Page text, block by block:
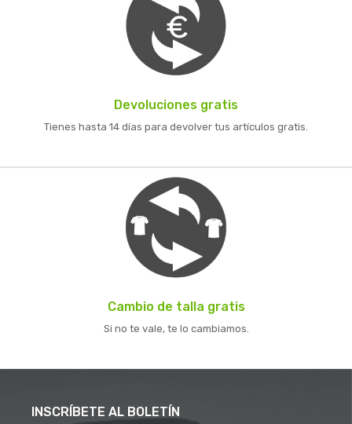
Devoluciones gratis
Tienes hasta 14 días para devolver tus artículos gratis.
Cambio de talla gratis
Si no te vale, te lo cambiamos.
INSCRÍBETE AL BOLETÍN